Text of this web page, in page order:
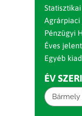
Pénzügyi
Éves
Egyéb
ÉV
Bármely